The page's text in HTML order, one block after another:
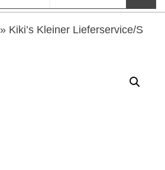
» Kiki’s Kleiner Lieferservice/S